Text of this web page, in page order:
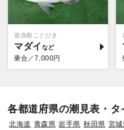
遊漁船ことひき
マダイ
乗合／ 7,000円
各都道府県の潮見表・タ
北海道 青森県 岩手県 秋田県 宮城